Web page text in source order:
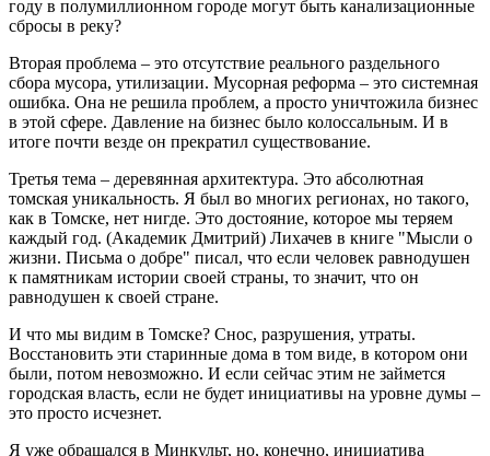
году в полумиллионном городе могут быть канализационные
сбросы в реку?
Вторая проблема – это отсутствие реального раздельного
сбора мусора, утилизации. Мусорная реформа – это системная
ошибка. Она не решила проблем, а просто уничтожила бизнес
в этой сфере. Давление на бизнес было колоссальным. И в
итоге почти везде он прекратил существование.
Третья тема – деревянная архитектура. Это абсолютная
томская уникальность. Я был во многих регионах, но такого,
как в Томске, нет нигде. Это достояние, которое мы теряем
каждый год. (Академик Дмитрий) Лихачев в книге "Мысли о
жизни. Письма о добре" писал, что если человек равнодушен
к памятникам истории своей страны, то значит, что он
равнодушен к своей стране.
И что мы видим в Томске? Снос, разрушения, утраты.
Восстановить эти старинные дома в том виде, в котором они
были, потом невозможно. И если сейчас этим не займется
городская власть, если не будет инициативы на уровне думы –
это просто исчезнет.
Я уже обращался в Минкульт, но, конечно, инициатива